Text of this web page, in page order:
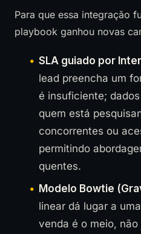
Para que essa integração
playbook ganhou novas
SLA guiado por
lead preencha um
é insuficiente;
quem está
concorrentes ou
permitindo
quentes.
Modelo Bowtie
linear dá lugar a
venda é o meio,